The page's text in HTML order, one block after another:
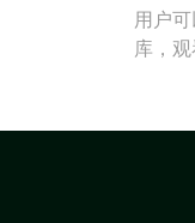
用户
库，